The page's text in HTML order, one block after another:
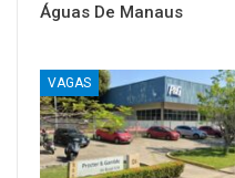
Águas De Manaus
VAGAS